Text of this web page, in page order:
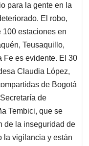
para la gente en la
El robo,
100 estaciones en
Teusaquillo,
Fe es evidente. El 30
Claudia López,
de Bogotá
de
Tembici, que se
de la inseguridad de
la vigilancia y están